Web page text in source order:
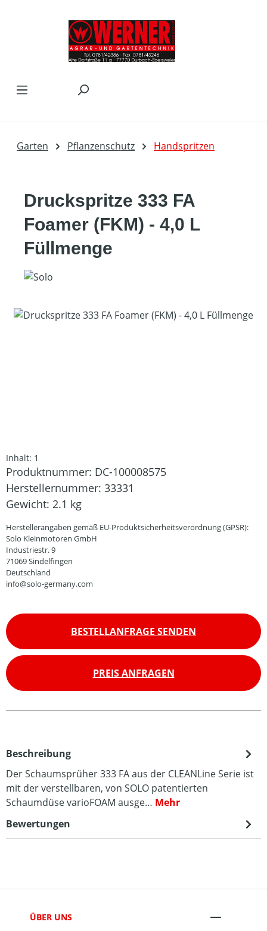
Garten Pflanzenschutz Handspritzen
Druckspritze 333 FA
Foamer (FKM) - 4,0 L
Füllmenge
Bildergalerie überspringen
Inhalt: 1
Produktnummer: DC-100008575
Herstellernummer: 33331
Gewicht: 2.1 kg
Herstellerangaben gemäß EU-Produktsicherheitsverordnung (GPSR):
Solo Kleinmotoren GmbH
Industriestr. 9
71069 Sindelfingen
Deutschland
info@solo-germany.com
BESTELLANFRAGE SENDEN
PREIS ANFRAGEN
Beschreibung
Der Schaumsprüher 333 FA aus der CLEANLine Serie ist
mit der verstellbaren, von SOLO patentierten
Schaumdüse varioFOAM ausge… Mehr
Bewertungen
ÜBER UNS